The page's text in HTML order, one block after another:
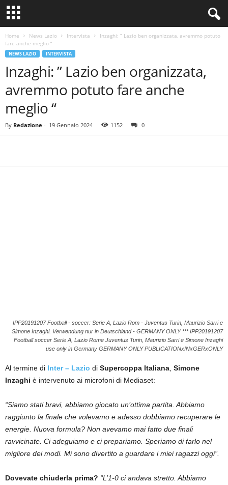
Home News Lazio Intervista
Inzaghi: ” Lazio ben organizzata, avremmo potuto
fare anche meglio “
NEWS LAZIO INTERVISTA
Inzaghi: ” Lazio ben organizzata,
avremmo potuto fare anche
meglio “
By Redazione - 19 Gennaio 2024 1152 0
IPP20191207 Football - soccer: Serie A, Lazio Rom - Juventus Turin, Maurizio Sarri e
Simone Inzaghi. Verwendung nur in Deutschland - GERMANY ONLY *** IPP20191207
Football soccer Serie A, Lazio Rome Juventus Turin, Maurizio Sarri e Simone Inzaghi
use only in Germany GERMANY ONLY PUBLICATIONxINxGERxONLY
Al termine di Inter – Lazio di Supercoppa Italiana Simone
Inzaghi è intervenuto ai microfoni di Mediaset:
“Siamo stati bravi, abbiamo giocato un’ottima partita. Abbiamo
raggiunto la finale che volevamo e adesso dobbiamo recuperare le
energie. Nuova formula? Non avevamo mai fatto due finali
ravvicinate. Ci adeguiamo e ci prepariamo. Speriamo di farlo nel
migliore dei modi. Mi sono divertito a guardare i miei ragazzi oggi”.
Dovevate chiuderla prima? “L’1-0 ci andava stretto. Abbiamo